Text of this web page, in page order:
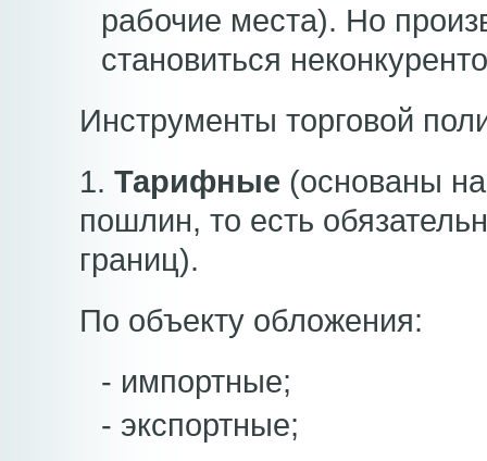
рабочие места). Но
становиться
Инструменты торговой
1. Тарифные (основаны
пошлин, то есть
границ).
По объекту обложения:
- импортные;
- экспортные;